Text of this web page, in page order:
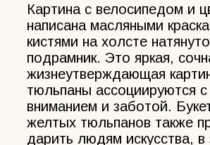
Картина с велосипедом и
написана масляными
кистями на холсте
подрамник. Это яркая,
жизнеутверждающая
тюльпаны ассоциируются
вниманием и заботой.
желтых тюльпанов также
дарить людям искусства, в